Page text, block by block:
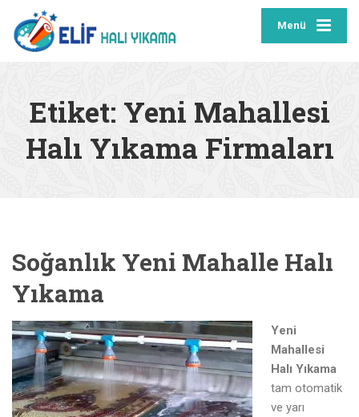
Menü
Etiket: Yeni Mahallesi
Halı Yıkama Firmaları
Soğanlık Yeni Mahalle Halı
Yıkama
Yeni
Mahallesi
Halı Yıkama
tam otomatik
ve yarı